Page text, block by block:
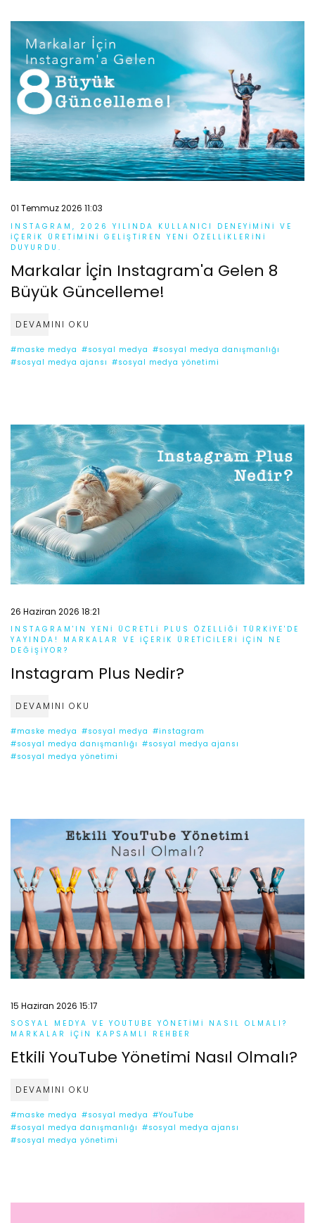
01 Temmuz 2026 11:03
INSTAGRAM, 2026 YILINDA KULLANICI DENEYIMINI VE
IÇERIK ÜRETIMINI GELIŞTIREN YENI ÖZELLIKLERINI
DUYURDU.
Markalar İçin Instagram'a Gelen 8
Büyük Güncelleme!
DEVAMINI OKU
#maske medya #sosyal medya #sosyal medya danışmanlığı
#sosyal medya ajansı #sosyal medya yönetimi
26 Haziran 2026 18:21
INSTAGRAM'IN YENI ÜCRETLI PLUS ÖZELLIĞI TÜRKIYE'DE
YAYINDA! MARKALAR VE İÇERIK ÜRETICILERI İÇIN NE
DEĞIŞIYOR?
Instagram Plus Nedir?
DEVAMINI OKU
#maske medya #sosyal medya #instagram
#sosyal medya danışmanlığı #sosyal medya ajansı
#sosyal medya yönetimi
15 Haziran 2026 15:17
SOSYAL MEDYA VE YOUTUBE YÖNETIMI NASIL OLMALI?
MARKALAR İÇIN KAPSAMLI REHBER
Etkili YouTube Yönetimi Nasıl Olmalı?
DEVAMINI OKU
#maske medya #sosyal medya #YouTube
#sosyal medya danışmanlığı #sosyal medya ajansı
#sosyal medya yönetimi